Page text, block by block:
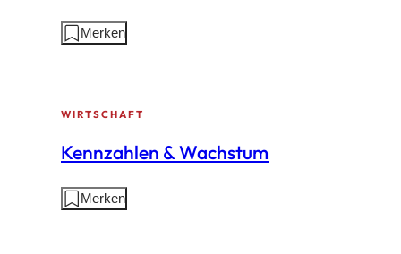
Aktionen
Merken
WIRTSCHAFT
Kennzahlen & Wachstum
Aktionen
Merken